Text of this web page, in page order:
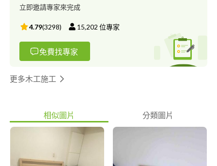
立即邀請專家來完成
4.79(3298) 15,202 位專家
免費找專家
更多木工施工
相似圖片 分類圖片